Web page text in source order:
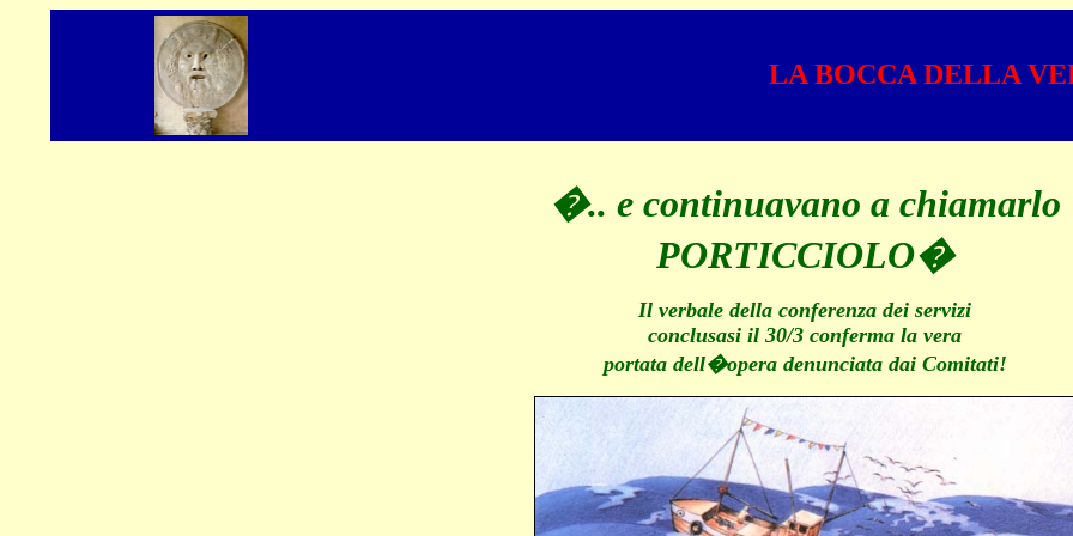
LA BOCCA DELLA
�.. e continuavano a chiamarlo
PORTICCIOLO�
Il verbale della conferenza dei servizi
conclusasi il 30/3 conferma la vera
portata dell�opera denunciata dai Comitati!